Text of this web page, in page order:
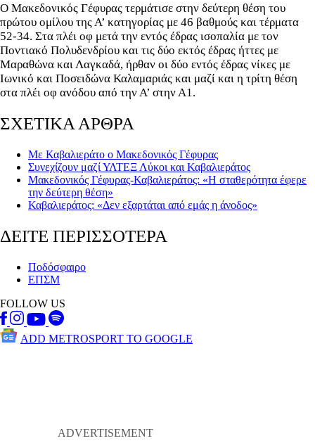
Ο Μακεδονικός Γέφυρας τερμάτισε στην δεύτερη θέση του
πρώτου ομίλου της Α’ κατηγορίας με 46 βαθμούς και τέρματα
52-34. Στα πλέι οφ μετά την εντός έδρας ισοπαλία με τον
Ποντιακό Πολυδενδρίου και τις δύο εκτός έδρας ήττες με
Μαραθώνα και Λαγκαδά, ήρθαν οι δύο εντός έδρας νίκες με
Ιωνικό και Ποσειδώνα Καλαμαριάς και μαζί και η τρίτη θέση
στα πλέι οφ ανόδου από την Α’ στην Α1.
ΣΧΕΤΙΚΑ ΑΡΘΡΑ
Με Καβαλιεράτο ο Μακεδονικός Γέφυρας
Συνεχίζουν μαζί ΥΛΤΕΞ Λύκοι και Καβαλιεράτος
Μακεδονικός Γέφυρας-Καβαλιεράτος: «Η σταθερότητα έφερε
την δεύτερη θέση»
Καβαλιεράτος: «Δεν εξαρτάται από εμάς η άνοδος»
ΔΕΙΤΕ ΠΕΡΙΣΣΟΤΕΡΑ
Ποδόσφαιρο
ΕΠΣΜ
FOLLOW US
ADD METROSPORT TO GOOGLE